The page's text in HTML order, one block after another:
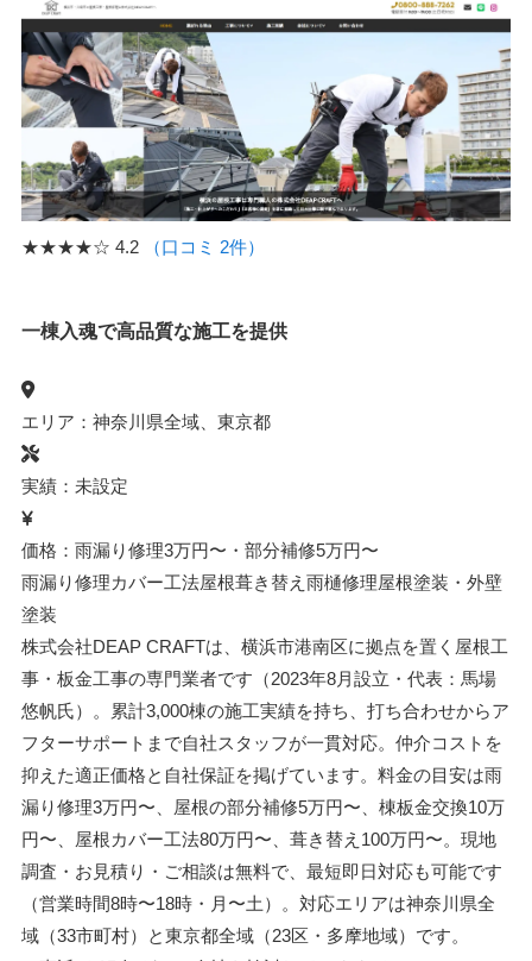
★★★★☆ 4.2 （口コミ 2件）
一棟入魂で高品質な施工を提供
エリア：神奈川県全域、東京都
実績：未設定
価格：雨漏り修理3万円〜・部分補修5万円〜
雨漏り修理カバー工法屋根葺き替え 雨樋修理屋根塗装・外壁
塗装
株式会社DEAP CRAFTは、横浜市港南区に拠点を置く屋根工
事・板金工事の専門業者です（2023年8月設立・代表：馬場
悠帆氏）。累計3,000棟の施工実績を持ち、打ち合わせからア
フターサポートまで自社スタッフが一貫対応。仲介コストを
抑えた適正価格と自社保証を掲げています。料金の目安は雨
漏り修理3万円〜、屋根の部分補修5万円〜、棟板金交換10万
円〜、屋根カバー工法80万円〜、葺き替え100万円〜。現地
調査・お見積り・ご相談は無料で、最短即日対応も可能です
（営業時間8時〜18時・月〜土）。対応エリアは神奈川県全
域（33市町村）と東京都全域（23区・多摩地域）です。